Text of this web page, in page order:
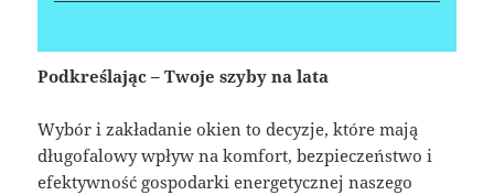
Podkreślając – Twoje szyby na lata
Wybór i zakładanie okien to decyzje, które mają
długofalowy wpływ na komfort, bezpieczeństwo i
efektywność gospodarki energetycznej naszego